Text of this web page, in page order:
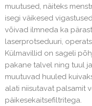
muutused, näiteks
isegi väikesed
võivad ilmneda ka
laserprotseduuri,
Külmavillid on sageli
pakane talvel ning tuul
muutuvad huuled
alati niisutavat palsamit
päikesekaitsefiltritega.